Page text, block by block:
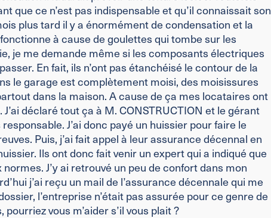
que ce n’est pas indispensable et qu’il connaissait son
plus tard il y a énormément de condensation et la
à cause de goulettes qui tombe sur les
je me demande même si les composants électriques
En fait, ils n’ont pas étanchéisé le contour de la
le garage est complètement moisi, des moisissures
dans la maison. A cause de ça mes locataires ont
J’ai déclaré tout ça à M. CONSTRUCTION et le gérant
responsable. J’ai donc payé un huissier pour faire le
Puis, j’ai fait appel à leur assurance décennal en
Ils ont donc fait venir un expert qui a indiqué que
normes. J’y ai retrouvé un peu de confort dans mon
j’ai reçu un mail de l’assurance décennale qui me
l’entreprise n’était pas assurée pour ce genre de
pourriez vous m’aider s’il vous plait ?